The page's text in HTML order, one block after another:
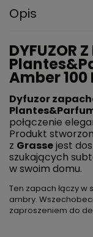
Opis
DYFUZOR
Amber 100
Dyfuzor
połączenie
Produkt
z Grassejest
szukających
w swoim domu.
Ten zapach łączy w
ambry.
zaproszeniem do